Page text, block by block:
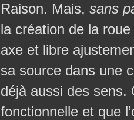
Raison. Mais, sans
la création de la
axe et libre
sa source dans une
déjà aussi des sens.
fonctionnelle et que